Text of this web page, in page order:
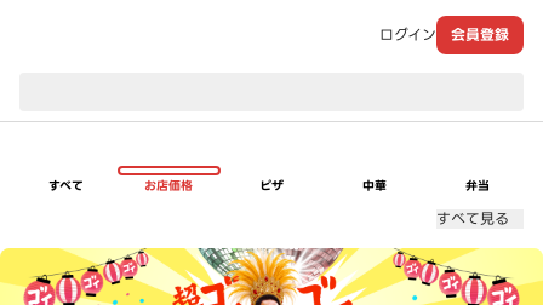
ログイン 会員登録
すべて お店価格 ピザ 中華 弁当
すべて見る
超ゴイゴイヤスー夏祭